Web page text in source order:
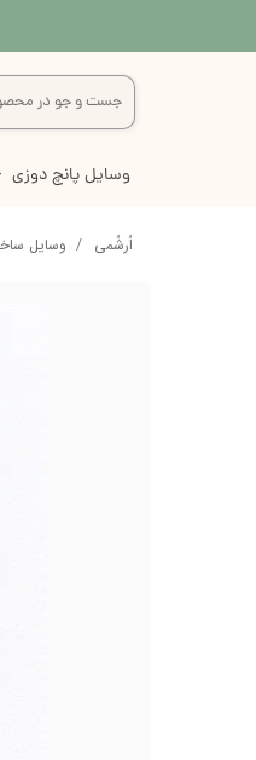
وسایل پانچ دوزی
سوزن نیدل اُرشُمی وسایل